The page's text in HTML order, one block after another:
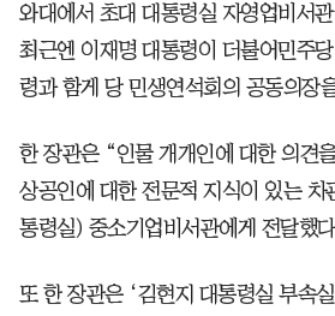
와대에서 초대 대통령실 자영업비서
최근엔 이재명 대통령이 더불어민주
령과 함게 당 민생연석회의 공동의장
한 장관은 “인물 개개인에 대한 의견
상공인에 대한 전문적 지식이 있는 차
통령실) 중소기업비서관에게 전달했
또 한 장관은 ‘김현지 대통령실 부속